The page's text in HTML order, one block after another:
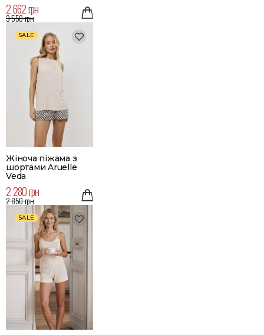
2 662 грн
3 550 грн
SALE
Жіноча піжама з
шортами Aruelle
Veda
2 280 грн
2 850 грн
SALE